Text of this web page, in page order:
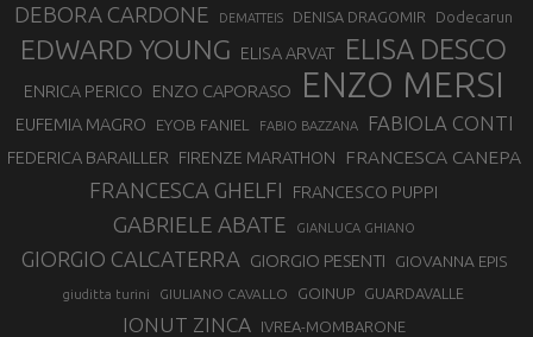
DEBORA CARDONE DEMATTEIS DENISA DRAGOMIR Dodecarun
EDWARD YOUNG ELISA ARVAT ELISA DESCO
ENRICA PERICO ENZO CAPORASO ENZO MERSI
EUFEMIA MAGRO EYOB FANIEL FABIO BAZZANA FABIOLA CONTI
FEDERICA BARAILLER FIRENZE MARATHON FRANCESCA CANEPA
FRANCESCA GHELFI FRANCESCO PUPPI
GABRIELE ABATE GIANLUCA GHIANO
GIORGIO CALCATERRA GIORGIO PESENTI GIOVANNA EPIS
giuditta turini GIULIANO CAVALLO GOINUP GUARDAVALLE
IONUT ZINCA IVREA-MOMBARONE